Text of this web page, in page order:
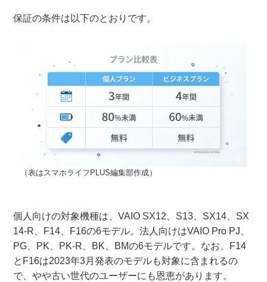
保証の条件は以下のとおりです。
（表はスマホライフPLUS編集部作成）
個人向けの対象機種は、VAIO SX12、S13、SX14、SX
14-R、F14、F16の6モデル。法人向けはVAIO Pro PJ、
PG、PK、PK-R、BK、BMの6モデルです。なお、F14
とF16は2023年3月発表のモデルも対象に含まれるの
で、やや古い世代のユーザーにも恩恵があります。